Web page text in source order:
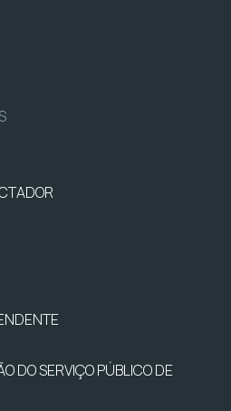
DO SERVIÇO PÚBLICO DE